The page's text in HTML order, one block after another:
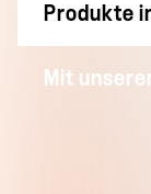
Produkte
Mit